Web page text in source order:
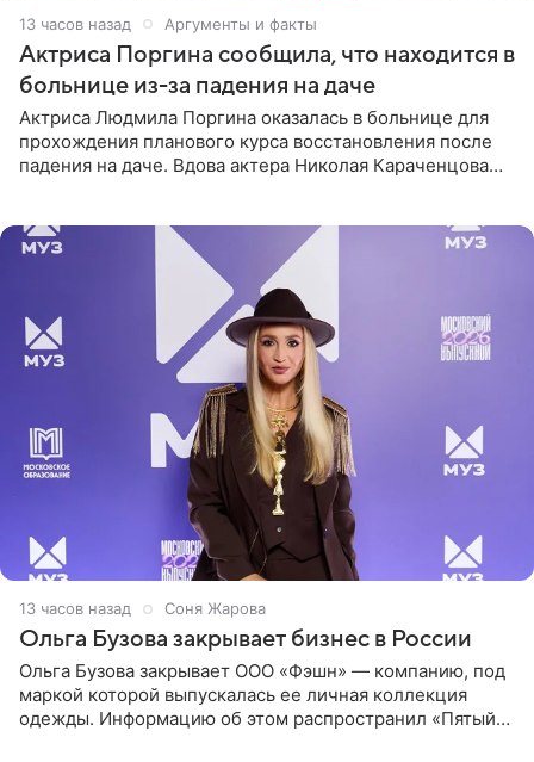
13 часов назад Аргументы и факты
Актриса Поргина сообщила, что находится в
больнице из-за падения на даче
Актриса Людмила Поргина оказалась в больнице для
прохождения планового курса восстановления после
падения на даче. Вдова актера Николая Караченцова
13 часов назад Соня Жарова
Ольга Бузова закрывает бизнес в России
Ольга Бузова закрывает ООО «Фэшн» — компанию, под
маркой которой выпускалась ее личная коллекция
одежды. Информацию об этом распространил «Пятый